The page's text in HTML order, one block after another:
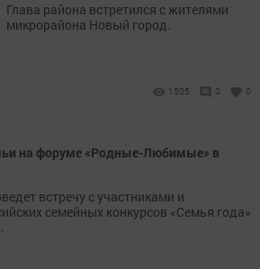
Глава района встретился с жителями
микрорайона Новый город.
1505 0 0
на форуме «Родные-Любимые» в
встречу с участниками и
семейных конкурсов «Семья года»